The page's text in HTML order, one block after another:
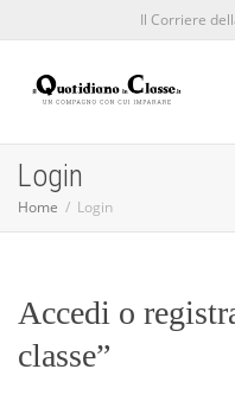
Il Corriere
Login
Home Login
Accedi o
classe”